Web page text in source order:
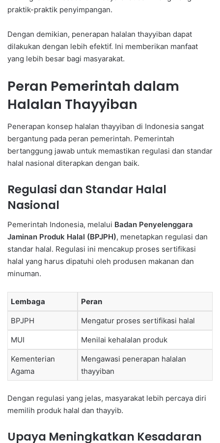
praktik-praktik penyimpangan.
Dengan demikian, penerapan halalan thayyiban dapat
dilakukan dengan lebih efektif. Ini memberikan manfaat
yang lebih besar bagi masyarakat.
Peran Pemerintah dalam
Halalan Thayyiban
Penerapan konsep halalan thayyiban di Indonesia sangat
bergantung pada peran pemerintah. Pemerintah
bertanggung jawab untuk memastikan regulasi dan standar
halal nasional diterapkan dengan baik.
Regulasi dan Standar Halal
Nasional
Pemerintah Indonesia, melalui Badan Penyelenggara
Jaminan Produk Halal (BPJPH), menetapkan regulasi dan
standar halal. Regulasi ini mencakup proses sertifikasi
halal yang harus dipatuhi oleh produsen makanan dan
minuman.
Lembaga Peran
BPJPH Mengatur proses sertifikasi halal
MUI Menilai kehalalan produk
Kementerian
Agama
Mengawasi penerapan halalan
thayyiban
Dengan regulasi yang jelas, masyarakat lebih percaya diri
memilih produk halal dan thayyib.
Upaya Meningkatkan Kesadaran